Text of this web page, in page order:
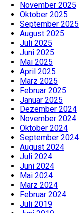
November 2025
Oktober 2025
September 2025
August 2025
Juli 2025
Juni 2025
Mai 2025
April 2025
März 2025
Februar 2025
Januar 2025
Dezember 2024
November 2024
Oktober 2024
September 2024
August 2024
Juli 2024
Juni 2024
Mai 2024
März 2024
Februar 2024
Juli 2019